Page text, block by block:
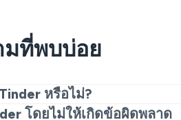
มที่พบบ่อย
หรือไม่?
ส่วนใหญ่จะเป็น "ใช่" กับผู้ให้
โดยไม่ให้เกิดข้อผิดพลาด